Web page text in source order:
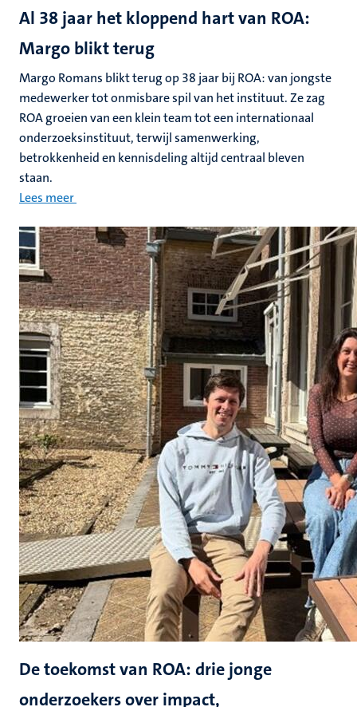
Al 38 jaar het kloppend hart van ROA:
Margo blikt terug
Margo Romans blikt terug op 38 jaar bij ROA: van jongste
medewerker tot onmisbare spil van het instituut. Ze zag
ROA groeien van een klein team tot een internationaal
onderzoeksinstituut, terwijl samenwerking,
betrokkenheid en kennisdeling altijd centraal bleven
staan.
Lees meer
De toekomst van ROA: drie jonge
onderzoekers over impact,